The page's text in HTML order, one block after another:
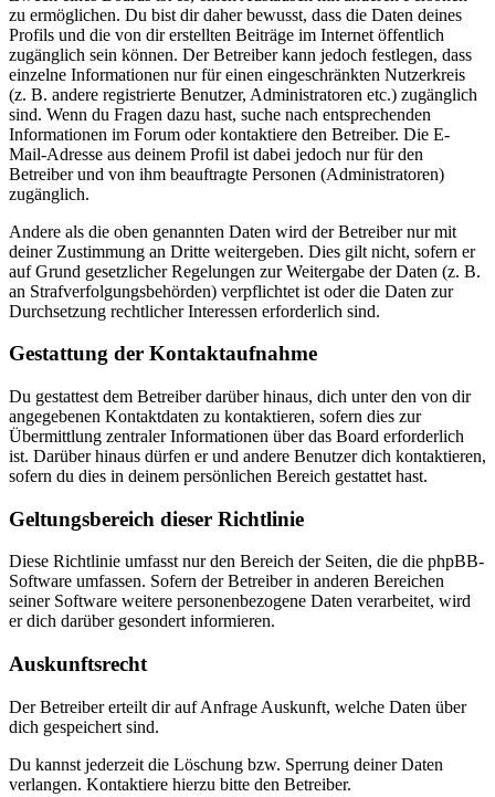
zu ermöglichen. Du bist dir daher bewusst, dass die Daten deines
Profils und die von dir erstellten Beiträge im Internet öffentlich
zugänglich sein können. Der Betreiber kann jedoch festlegen, dass
einzelne Informationen nur für einen eingeschränkten Nutzerkreis
(z. B. andere registrierte Benutzer, Administratoren etc.) zugänglich
sind. Wenn du Fragen dazu hast, suche nach entsprechenden
Informationen im Forum oder kontaktiere den Betreiber. Die E-
Mail-Adresse aus deinem Profil ist dabei jedoch nur für den
Betreiber und von ihm beauftragte Personen (Administratoren)
zugänglich.
Andere als die oben genannten Daten wird der Betreiber nur mit
deiner Zustimmung an Dritte weitergeben. Dies gilt nicht, sofern er
auf Grund gesetzlicher Regelungen zur Weitergabe der Daten (z. B.
an Strafverfolgungsbehörden) verpflichtet ist oder die Daten zur
Durchsetzung rechtlicher Interessen erforderlich sind.
Gestattung der Kontaktaufnahme
Du gestattest dem Betreiber darüber hinaus, dich unter den von dir
angegebenen Kontaktdaten zu kontaktieren, sofern dies zur
Übermittlung zentraler Informationen über das Board erforderlich
ist. Darüber hinaus dürfen er und andere Benutzer dich kontaktieren,
sofern du dies in deinem persönlichen Bereich gestattet hast.
Geltungsbereich dieser Richtlinie
Diese Richtlinie umfasst nur den Bereich der Seiten, die die phpBB-
Software umfassen. Sofern der Betreiber in anderen Bereichen
seiner Software weitere personenbezogene Daten verarbeitet, wird
er dich darüber gesondert informieren.
Auskunftsrecht
Der Betreiber erteilt dir auf Anfrage Auskunft, welche Daten über
dich gespeichert sind.
Du kannst jederzeit die Löschung bzw. Sperrung deiner Daten
verlangen. Kontaktiere hierzu bitte den Betreiber.